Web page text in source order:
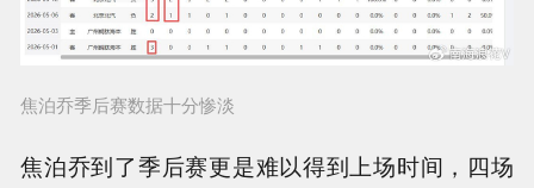
焦泊乔季后赛数据十分惨淡
焦泊乔到了季后赛更是难以得到上场时间，四场